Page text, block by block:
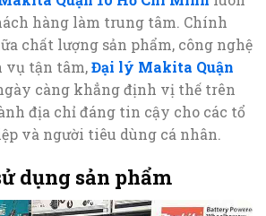
hàng làm trung tâm. Chính
chất lượng sản phẩm, công nghệ
vụ tận tâm,Đại lý Makita Quận
càng khẳng định vị thế trên
địa chỉ đáng tin cậy cho các tổ
và người tiêu dùng cá nhân.
dụng sản phẩm